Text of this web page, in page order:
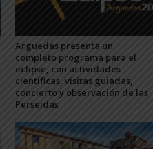
Arguedas presenta un
completo programa para el
eclipse, con actividades
científicas, visitas guiadas,
concierto y observación de las
Perseidas